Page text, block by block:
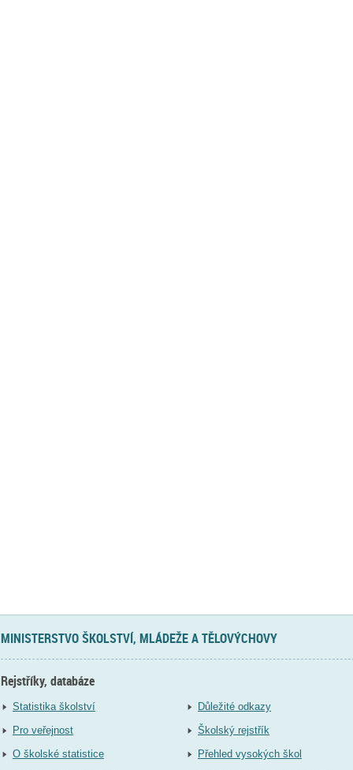
MINISTERSTVO ŠKOLSTVÍ, MLÁDEŽE A TĚLOVÝCHOVY
Rejstříky, databáze
Statistika školství
Pro veřejnost
O školské statistice
Důležité odkazy
Školský rejstřík
Přehled vysokých škol